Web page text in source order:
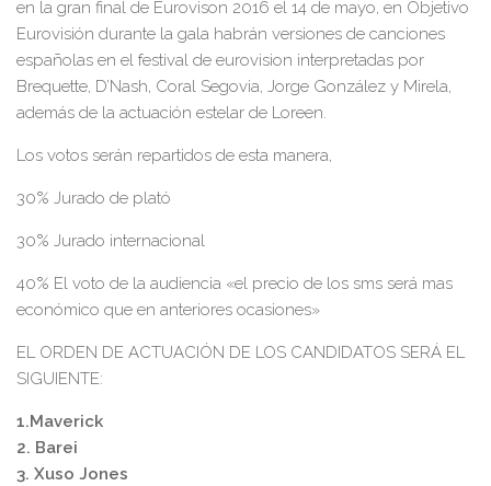
en la gran final de Eurovison 2016 el 14 de mayo, en Objetivo
Eurovisión durante la gala habrán versiones de canciones
españolas en el festival de eurovision interpretadas por
Brequette, D’Nash, Coral Segovia, Jorge González y Mirela,
además de la actuación estelar de Loreen.
Los votos serán repartidos de esta manera,
30% Jurado de plató
30% Jurado internacional
40% El voto de la audiencia «el precio de los sms será mas
económico que en anteriores ocasiones»
EL ORDEN DE ACTUACIÓN DE LOS CANDIDATOS SERÁ EL
SIGUIENTE:
1.Maverick
2. Barei
3. Xuso Jones